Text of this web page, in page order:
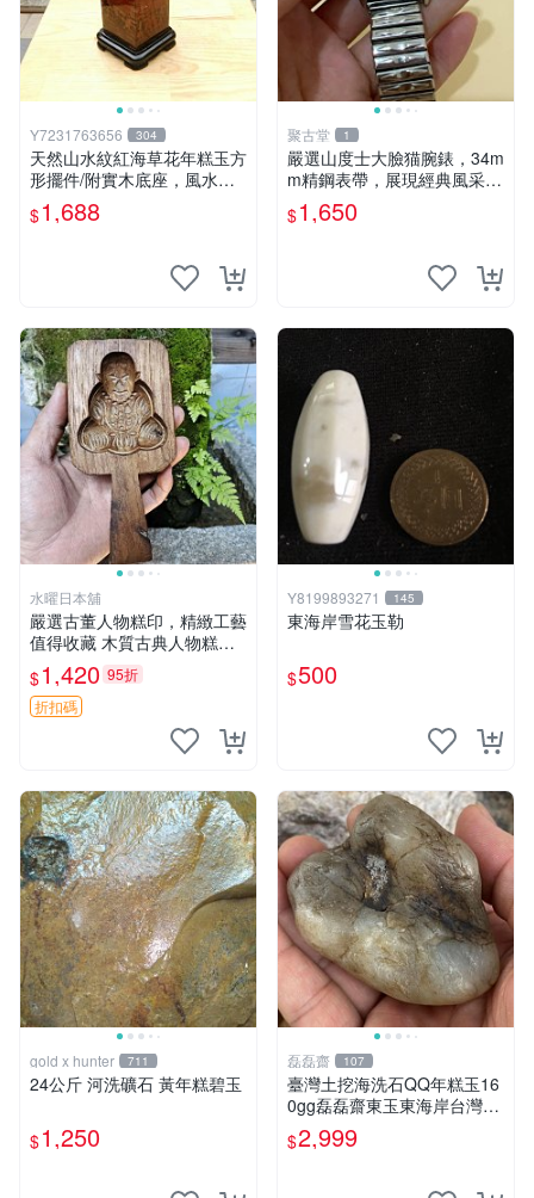
Y7231763656 304
天然山水紋紅海草花年糕玉方
形擺件/附實木底座，風水財
位擺飾，居家藝術擺飾，便宜
出清1688元，重約1630公克
$1,688
聚古堂 1
嚴選山度士大臉猫腕錶，34m
m精鋼表帶，展現經典風采
瑞士製表藝術，品味之選 古
董錶 腕錶收藏
$1,650
水曜日本舖
嚴選古董人物糕印，精緻工藝
值得收藏 木質古典人物糕
模，復古設計令人愛不釋手
老式糕點模具 古玩收藏
$1,420 95折
折扣碼
Y8199893271 145
東海岸雪花玉勒
$500
gold x hunter 711
24公斤 河洗礦石 黃年糕碧玉
$1,250
磊磊齋 107
臺灣土挖海洗石QQ年糕玉16
0gg磊磊齋東玉東海岸台灣藍
寶石東玉東海岸心臟石皮蛋青
老麥芽年糕黑鬼年糕玉血絲碧
鳳梨芋仔玉總統石年節送禮品
$2,999